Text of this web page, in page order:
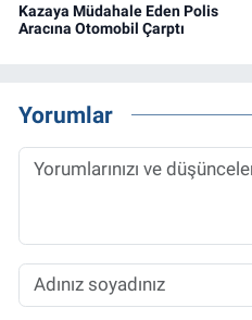
Kazaya Müdahale Eden Polis
Aracına Otomobil Çarptı
Yorumlar